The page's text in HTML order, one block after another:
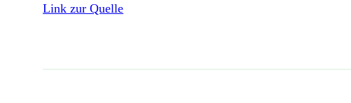
Link zur Quelle